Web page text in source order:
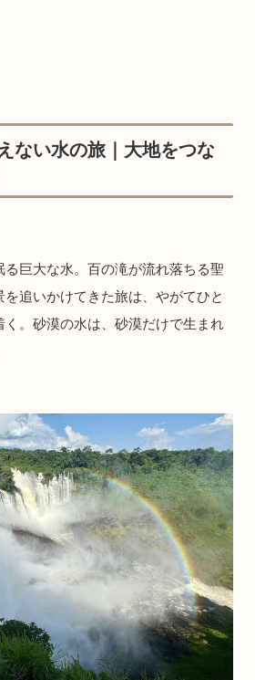
ない水の旅｜大地をつな
巨大な水。百の滝が流れ落ちる聖
追いかけてきた旅は、やがてひと
。砂漠の水は、砂漠だけで生まれ